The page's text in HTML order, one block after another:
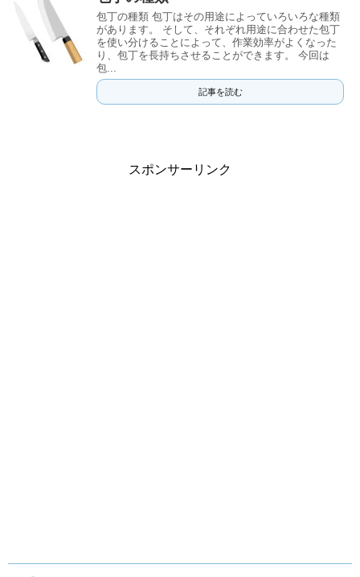
包丁の種類 包丁はその用途によっていろいろな種類
があります。 そして、それぞれ用途に合わせた包丁
を使い分けることによって、作業効率がよくなった
り、包丁を長持ちさせることができます。 今回は
包...
記事を読む
スポンサーリンク